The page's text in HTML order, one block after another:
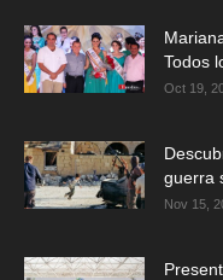
Todos
Oct 19,
guerra
Nov 15,